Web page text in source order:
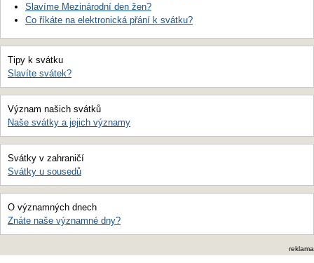
Slavíme Mezinárodní den žen?
Co říkáte na elektronická přání k svátku?
Tipy k svátku
Slavíte svátek?
Význam našich svátků
Naše svátky a jejich významy
Svátky v zahraničí
Svátky u sousedů
O významných dnech
Znáte naše významné dny?
reklama